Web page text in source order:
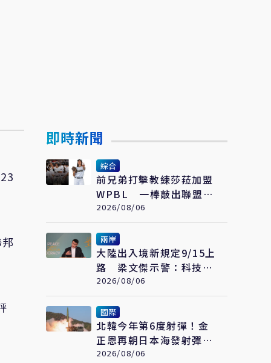
即時新聞
綜合
前兄弟打擊教練莎菈加盟
WPBL 一棒敲出聯盟史
上首支滿貫砲
2026/08/06
兩岸
大陸出入境新規定9/15上
路 梁文傑示警：科技業
風險高
2026/08/06
國際
北韓今年第6度射彈！金
正恩再朝日本海發射彈道
飛彈 東北亞局勢再升溫
2026/08/06